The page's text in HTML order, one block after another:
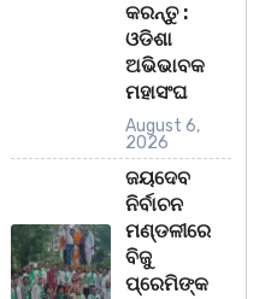
କରନ୍ତୁ :
ଓଡିଶା
ଅଭିଭାବକ
ମହାସଂଘ
August 6,
2026
ଜୟଦେବ
ନିର୍ବାଚନ
ମଣ୍ଡଳୀରେ
ବିଜୁ
ପ୍ରେମିଙ୍କ